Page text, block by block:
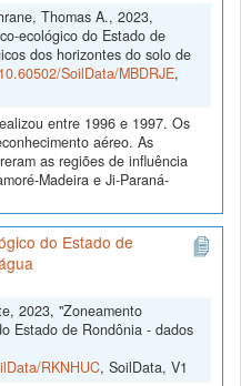
Thomas A., 2023,
ecológico do Estado de
dos horizontes do solo de
SoilData/MBDRJE,
entre 1996 e 1997. Os
aéreo. As
as regiões de influência
Madeira e Ji-Paraná-
do Estado de
2023, "Zoneamento
Estado de Rondônia - dados
RKNHUC, SoilData, V1